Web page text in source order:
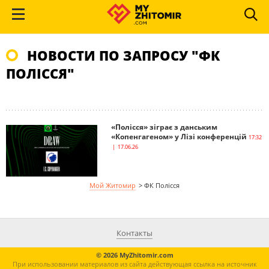
НОВОСТИ ПО ЗАПРОСУ "ФК
ПОЛІССЯ"
«Полісся» зіграє з данським
«Копенгагеном» у Лізі конференцій 17:32
| 17.06.26
Мой Житомир > ФК Полісся
Контакты
© 2026 MyZhitomir.com
При использовании материалов из сайта действующая ссылка на источник